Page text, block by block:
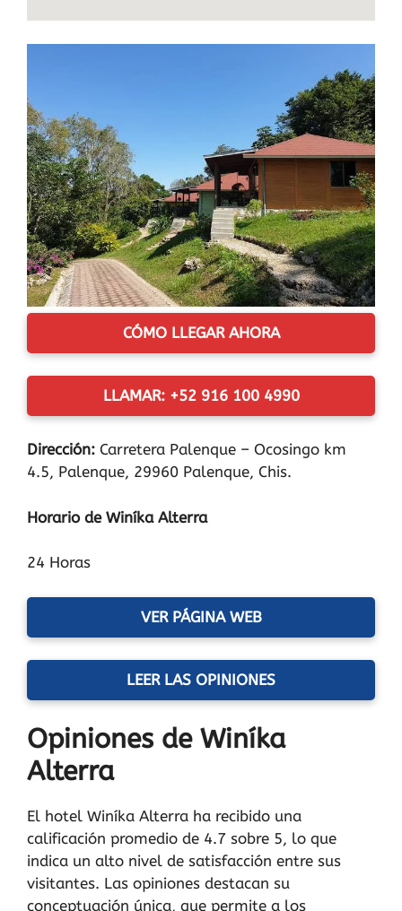
CÓMO LLEGAR AHORA
LLAMAR: +52 916 100 4990
Dirección: Carretera Palenque – Ocosingo km
4.5, Palenque, 29960 Palenque, Chis.
Horario de Winíka Alterra
24 Horas
VER PÁGINA WEB
LEER LAS OPINIONES
Opiniones de Winíka
Alterra
El hotel Winíka Alterra ha recibido una
calificación promedio de 4.7 sobre 5, lo que
indica un alto nivel de satisfacción entre sus
visitantes. Las opiniones destacan su
conceptuación única, que permite a los